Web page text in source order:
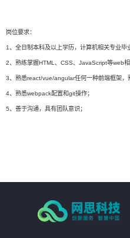
岗位要求：
1、全日制本科及以上学历，计算机相关专业毕
2、熟练掌握HTML、CSS、JavaScript等web相
3、熟悉react/vue/angular任何一种前端框架，
4、熟悉webpack配置和git操作；
5、善于沟通，具有团队意识；